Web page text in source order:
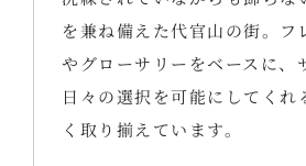
を兼ね備えた代官山の街。フ
やグローサリーをベースに、
日々の選択を可能にしてくれ
く取り揃えています。